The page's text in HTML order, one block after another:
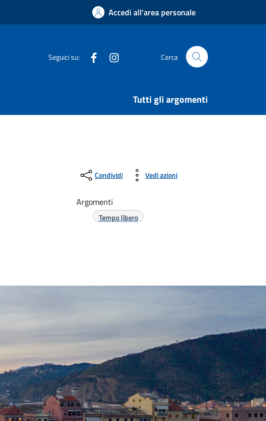
Accedi all'area personale
Seguici su: Facebook Cerca
Tutti gli argomenti
Condividi Vedi azioni
Argomenti
Tempo libero